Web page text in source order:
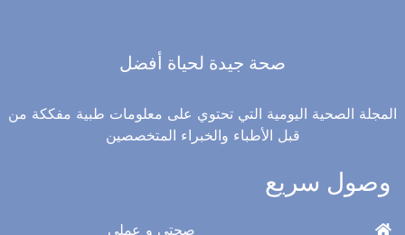
صحة جيدة لحياة أفضل
المجلة الصحية اليومية التي تحتوي على معلومات طبية مفككة من
قبل الأطباء والخبراء المتخصصين
وصول سريع
صحتي و عملي